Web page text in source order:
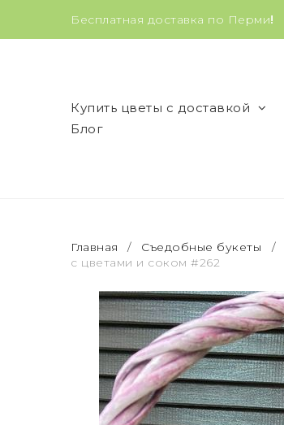
Бесплатная доставка по Перми!
Купить цветы с доставкой
Блог
Главная / Съедобные букеты /
с цветами и соком #262